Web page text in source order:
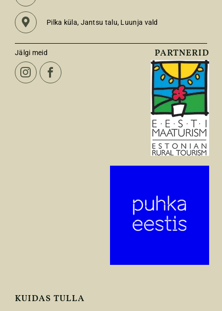
Pilka küla, Jantsu talu, Luunja vald
Jälgi meid
KUIDAS TULLA
PARTNERID